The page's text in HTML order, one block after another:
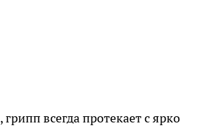
всегда протекает с ярко